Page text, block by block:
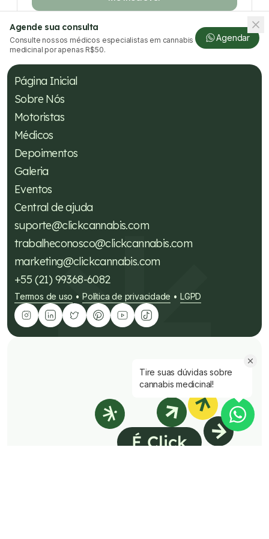
Agende sua consulta
Consulte nossos médicos especialistas em cannabis
medicinal por apenas R$50.
Agendar
Página Inicial
Sobre Nós
Motoristas
Médicos
Depoimentos
Galeria
Eventos
Central de ajuda
suporte@clickcannabis.com
trabalheconosco@clickcannabis.com
marketing@clickcannabis.com
+55 (21) 99368-6082
Termos de uso • Política de privacidade • LGPD
É Click
Tire suas dúvidas sobre
cannabis medicinal!